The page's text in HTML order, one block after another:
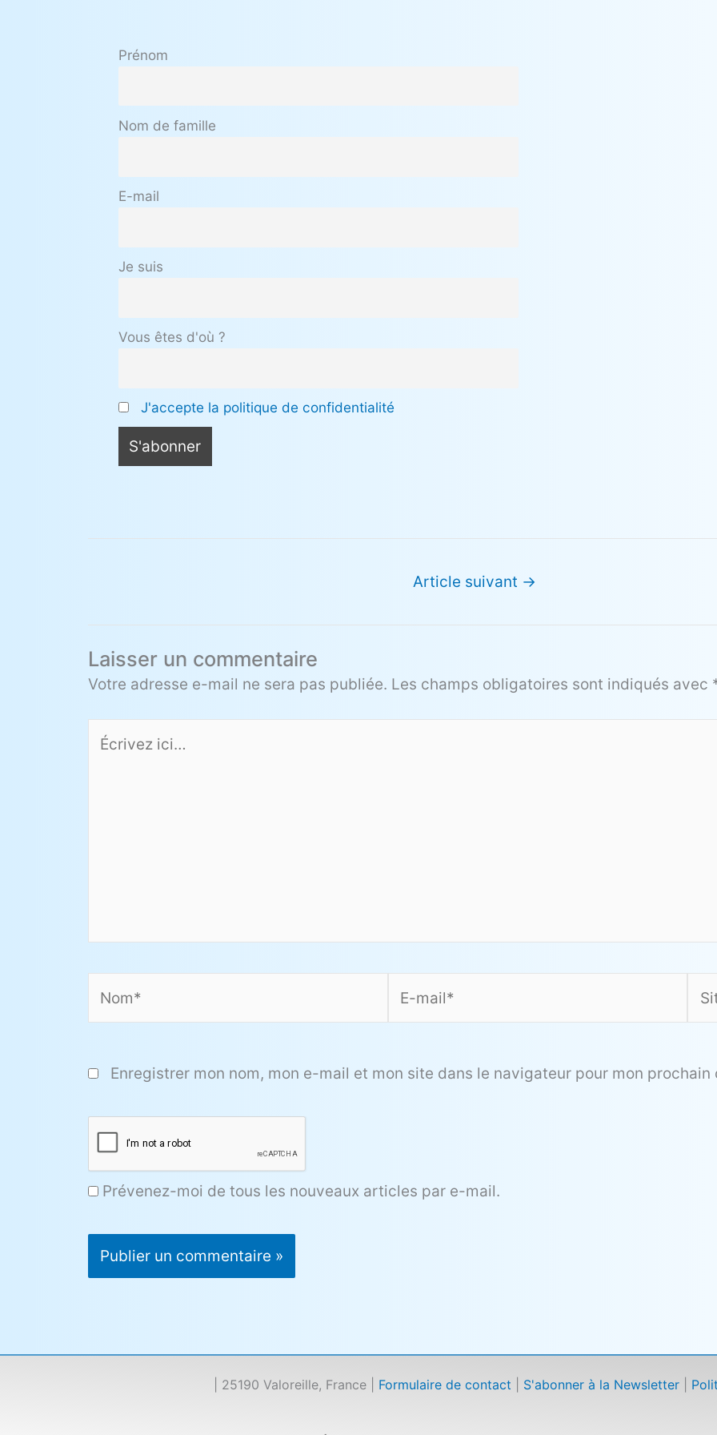
Prénom
Nom de famille
E-mail
Je suis
Vous êtes d'où ?
J'accepte la politique de confidentialité
Article suivant →
Laisser un commentaire
Votre adresse e-mail ne sera pas publiée. Les champs obligatoires sont indiqués avec
Écrivez
ici…
mail*
Enregistrer mon nom, mon e-mail et mon site dans le navigateur pour mon prochain
Prévenez-moi de tous les nouveaux articles par e-mail.
| 25190 Valoreille, France | Formulaire de contact S'abonner à la Newsletter